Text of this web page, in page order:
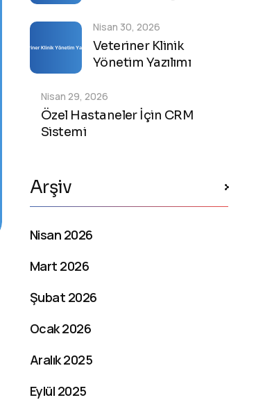
Veteriner Klinik
Yönetim Yazılımı
Nisan 30, 2026
Özel Hastaneler İçin CRM
Sistemi
Nisan 29, 2026
Arşiv
Nisan 2026
Mart 2026
Şubat 2026
Ocak 2026
Aralık 2025
Eylül 2025